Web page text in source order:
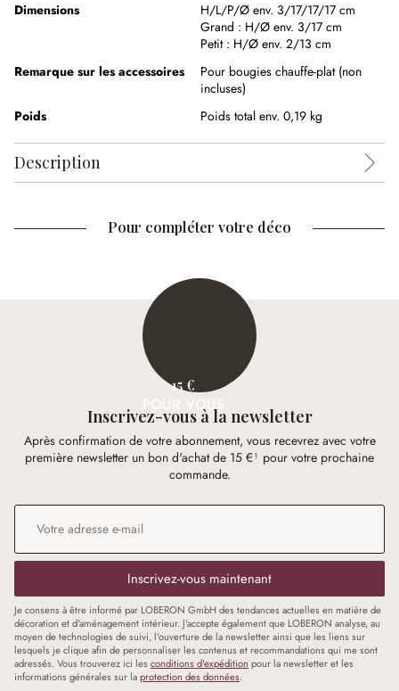
Dimensions
H/L/P/Ø env. 3/17/17/17 cm
Grand : H/Ø env. 3/17 cm
Petit : H/Ø env. 2/13 cm
Remarque sur les accessoires
Pour bougies chauffe-plat (non
incluses)
Poids
Poids total env. 0,19 kg
Description
Pour compléter votre déco
15 €
POUR VOUS
Inscrivez-vous à la newsletter
Après confirmation de votre abonnement, vous recevrez avec votre
première newsletter un bon d'achat de 15 €¹ pour votre prochaine
commande.
Adresse e-mail
Inscrivez-vous maintenant
Je consens à être informé par LOBERON GmbH des tendances actuelles en matière de
décoration et d'aménagement intérieur. J'accepte également que LOBERON analyse, au
moyen de technologies de suivi, l'ouverture de la newsletter ainsi que les liens sur
lesquels je clique afin de personnaliser les contenus et recommandations qui me sont
adressés. Vous trouverez ici les conditions d'expédition pour la newsletter et les
informations générales sur laprotection des données.